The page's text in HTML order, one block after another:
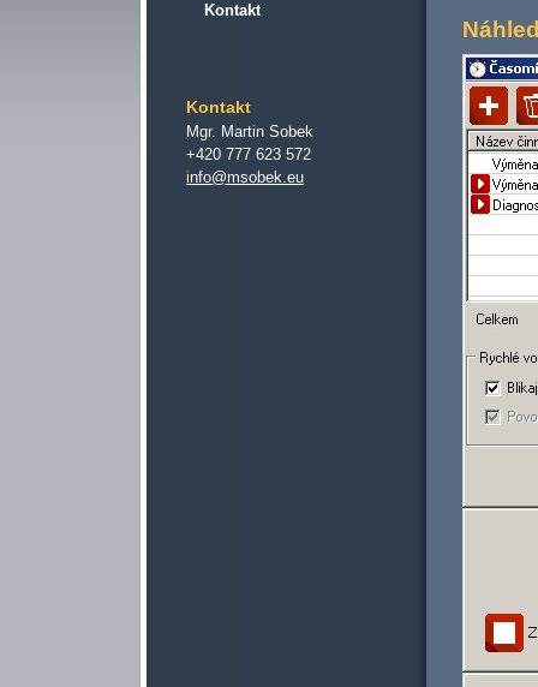
Kontakt
Kontakt
Mgr. Martin Sobek
+420 777 623 572
info@msobek.eu